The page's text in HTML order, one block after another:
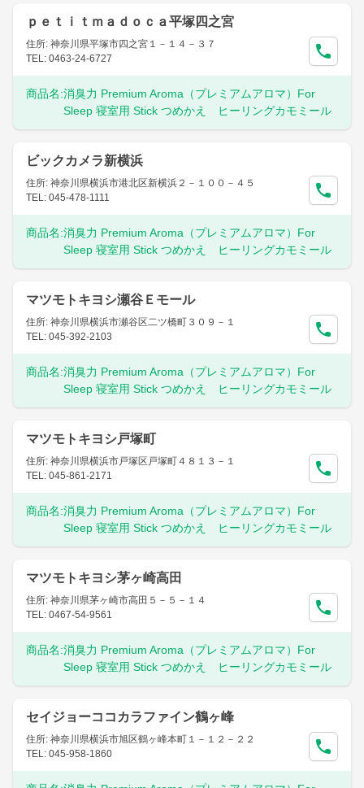
ｐｅｔｉｔｍａｄｏｃａ平塚四之宮
住所: 神奈川県平塚市四之宮１－１４－３７
TEL: 0463-24-6727
商品名:消臭力 Premium Aroma（プレミアムアロマ）For
Sleep 寝室用 Stick つめかえ ヒーリングカモミール
ビックカメラ新横浜
住所: 神奈川県横浜市港北区新横浜２－１００－４５
TEL: 045-478-1111
商品名:消臭力 Premium Aroma（プレミアムアロマ）For
Sleep 寝室用 Stick つめかえ ヒーリングカモミール
マツモトキヨシ瀬谷Ｅモール
住所: 神奈川県横浜市瀬谷区二ツ橋町３０９－１
TEL: 045-392-2103
商品名:消臭力 Premium Aroma（プレミアムアロマ）For
Sleep 寝室用 Stick つめかえ ヒーリングカモミール
マツモトキヨシ戸塚町
住所: 神奈川県横浜市戸塚区戸塚町４８１３－１
TEL: 045-861-2171
商品名:消臭力 Premium Aroma（プレミアムアロマ）For
Sleep 寝室用 Stick つめかえ ヒーリングカモミール
マツモトキヨシ茅ヶ崎高田
住所: 神奈川県茅ヶ崎市高田５－５－１４
TEL: 0467-54-9561
商品名:消臭力 Premium Aroma（プレミアムアロマ）For
Sleep 寝室用 Stick つめかえ ヒーリングカモミール
セイジョーココカラファイン鶴ヶ峰
住所: 神奈川県横浜市旭区鶴ヶ峰本町１－１２－２２
TEL: 045-958-1860